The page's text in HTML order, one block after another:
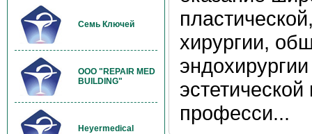
Семь Ключей
OOO "REPAIR MED
BUILDING"
Heyermedical
хирургии,
професси...